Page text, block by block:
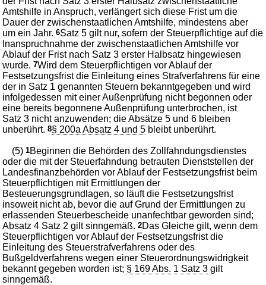
Amtshilfe in Anspruch, verlängert sich diese Frist um die
Dauer der zwischenstaatlichen Amtshilfe, mindestens aber
um ein Jahr.6Satz 5 gilt nur, sofern der Steuerpflichtige auf die
Inanspruchnahme der zwischenstaatlichen Amtshilfe vor
Ablauf der Frist nach Satz 3 erster Halbsatz hingewiesen
wurde.7Wird dem Steuerpflichtigen vor Ablauf der
Festsetzungsfrist die Einleitung eines Strafverfahrens für eine
der in Satz 1 genannten Steuern bekanntgegeben und wird
infolgedessen mit einer Außenprüfung nicht begonnen oder
eine bereits begonnene Außenprüfung unterbrochen, ist
Satz 3 nicht anzuwenden; die Absätze 5 und 6 bleiben
unberührt.8§ 200a Absatz 4 und 5 bleibt unberührt.
(5)1Beginnen die Behörden des Zollfahndungsdienstes
oder die mit der Steuerfahndung betrauten Dienststellen der
Landesfinanzbehörden vor Ablauf der Festsetzungsfrist beim
Steuerpflichtigen mit Ermittlungen der
Besteuerungsgrundlagen, so läuft die Festsetzungsfrist
insoweit nicht ab, bevor die auf Grund der Ermittlungen zu
erlassenden Steuerbescheide unanfechtbar geworden sind;
Absatz 4 Satz 2 gilt sinngemäß.2Das Gleiche gilt, wenn dem
Steuerpflichtigen vor Ablauf der Festsetzungsfrist die
Einleitung des Steuerstrafverfahrens oder des
Bußgeldverfahrens wegen einer Steuerordnungswidrigkeit
bekannt gegeben worden ist; § 169 Abs. 1 Satz 3 gilt
sinngemäß.